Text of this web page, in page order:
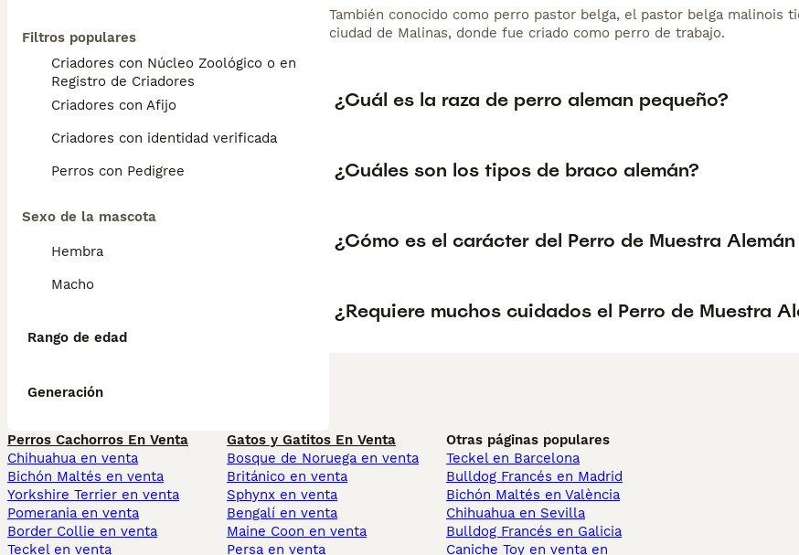
Filtros populares
Criadores con Núcleo Zoológico o en el
Registro de Criadores
Criadores con Afijo
Criadores con identidad verificada
Perros con Pedigree
Sexo de la mascota
Hembra
Macho
Rango de edad
Generación
También conocido como perro pastor belga, el pastor belga malinois
ciudad de Malinas, donde fue criado como perro de trabajo.
¿Cuál es la raza de perro aleman pequeño?
¿Cuáles son los tipos de braco alemán?
¿Cómo es el carácter del Perro de Muestra
¿Requiere muchos cuidados el Perro de Muestra
Perros Cachorros En Venta
Chihuahua en venta
Bichón Maltés en venta
Yorkshire Terrier en venta
Pomerania en venta
Border Collie en venta
Teckel en venta
Gatos y Gatitos En Venta
Bosque de Noruega en venta
Británico en venta
Sphynx en venta
Bengalí en venta
Maine Coon en venta
Persa en venta
Otras páginas populares
Teckel en Barcelona
Bulldog Francés en Madrid
Bichón Maltés en València
Chihuahua en Sevilla
Bulldog Francés en Galicia
Caniche Toy en venta en